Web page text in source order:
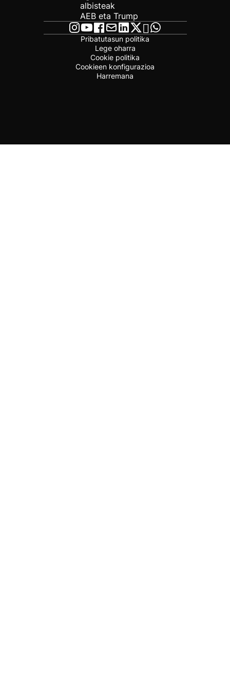
albisteak
AEB eta Trump
Pribatutasun politika
Lege oharra
Cookie politika
Cookieen konfigurazioa
Harremana